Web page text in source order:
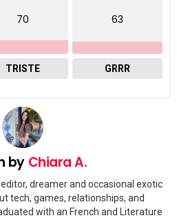
70
TRISTE
63
GRRR
by Chiara A.
dreamer and occasional exotic
tech, games, relationships, and
with an French and Literature